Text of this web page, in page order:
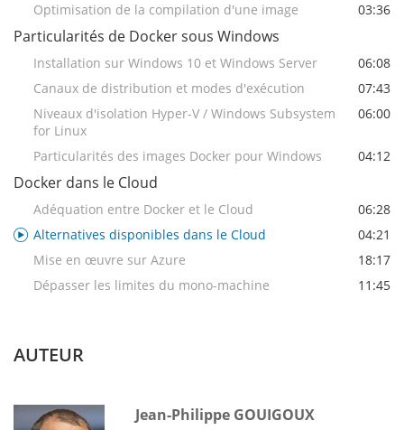
Optimisation de la compilation d'une image
03:36
Particularités de Docker sous Windows
Installation sur Windows 10 et Windows Server
06:08
Canaux de distribution et modes d'exécution
07:43
Niveaux d'isolation Hyper-V / Windows Subsystem
for Linux
06:00
Particularités des images Docker pour Windows 04:12
Docker dans le Cloud
Adéquation entre Docker et le Cloud
06:28
Alternatives disponibles dans le Cloud
04:21
Mise en œuvre sur Azure
18:17
Dépasser les limites du mono-machine
11:45
AUTEUR
Jean-Philippe GOUIGOUX